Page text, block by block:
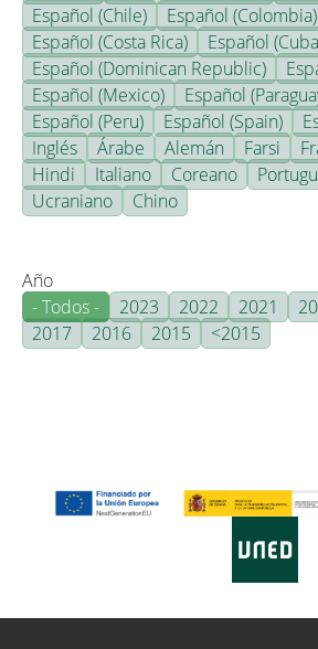
Español (Chile)
Español (Colombia)
Español (Costa Rica)
Español
Español (Dominican Republic)
Español (Mexico)
Español
Español (Peru)
Español (Spain)
Inglés
Árabe Alemán Farsi
Hindi
Italiano Coreano
Ucraniano
Chino
Año
- Todos -
2023 2022 2021
2017
2016 2015 <2015